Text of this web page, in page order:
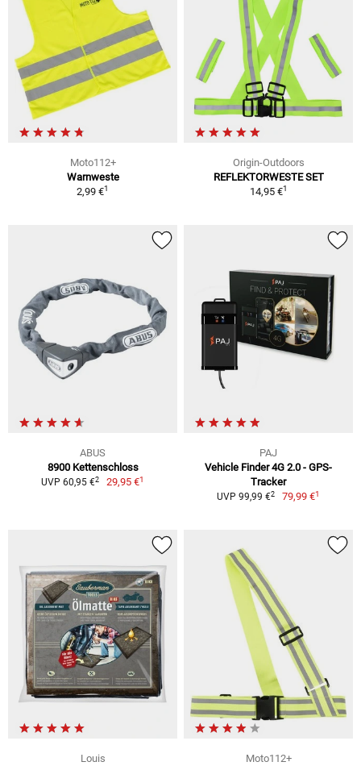
Moto112+
Warnweste
2,99 €1
Origin-Outdoors
REFLEKTORWESTE SET
14,95 €1
ABUS
8900 Kettenschloss
UVP 60,95 €2 29,95 €1
PAJ
Vehicle Finder 4G 2.0 - GPS-
Tracker
UVP 99,99 €2 79,99 €1
Louis
Moto112+